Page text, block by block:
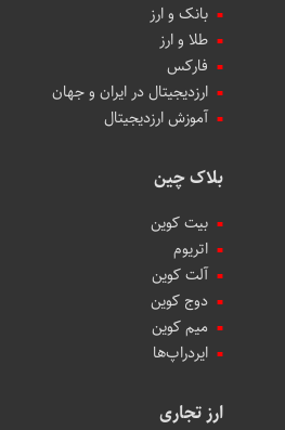
بانک و ارز
طلا و ارز
فارکس
ارزدیجیتال در ایران و جهان
آموزش ارزدیجیتال
بلاک چین
بیت کوین
اتریوم
آلت کوین
دوج کوین
میم کوین‌
ایردراپ‌ها
ارز تجاری